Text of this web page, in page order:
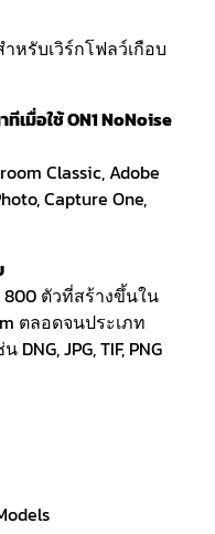
ำหรับเวิร์กโฟลว์เกือบ
เมื่อใช้ ON1 NoNoise
Classic, Adobe
Capture One,
800 ตัวที่สร้างขึ้นใน
ตลอดจนประเภท
JPG, TIF, PNG